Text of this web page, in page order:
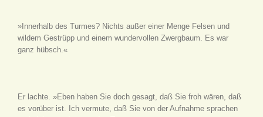
»Innerhalb des Turmes? Nichts außer einer Menge Felsen und
wildem Gestrüpp und einem wundervollen Zwergbaum. Es war
ganz hübsch.«
Er lachte. »Eben haben Sie doch gesagt, daß Sie froh wären, daß
es vorüber ist. Ich vermute, daß Sie von der Aufnahme sprachen